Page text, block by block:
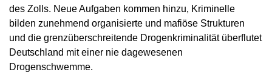
des Zolls. Neue Aufgaben kommen hinzu, Kriminelle
bilden zunehmend organisierte und mafiöse Strukturen
und die grenzüberschreitende Drogenkriminalität überflutet
Deutschland mit einer nie dagewesenen
Drogenschwemme.